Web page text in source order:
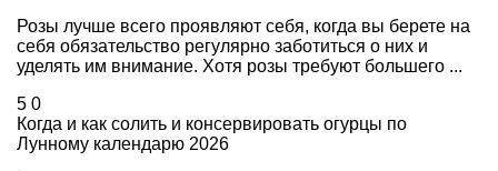
Розы лучше всего проявляют себя, когда вы берете на
себя обязательство регулярно заботиться о них и
уделять им внимание. Хотя розы требуют большего ...
5 0
Когда и как солить и консервировать огурцы по
Лунному календарю 2026